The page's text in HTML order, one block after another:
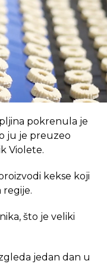
okruženi sličnim
i radnu
kućnom
umrežavanje i
kontakata i
postaje inkubator
pokrenula je
ju je preuzeo
Violete.
kekse koji
regije.
što je veliki
jedan dan u